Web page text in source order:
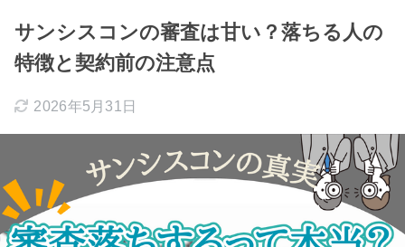
サンシスコンの審査は甘い？落ちる人の
特徴と契約前の注意点
2026年5月31日